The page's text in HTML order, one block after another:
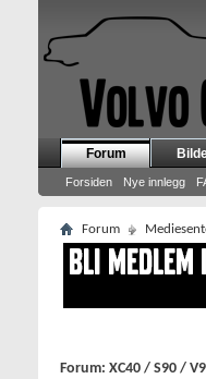
Forum
Forsiden Nye innlegg
Forum
Forum: XC40 / S90 /